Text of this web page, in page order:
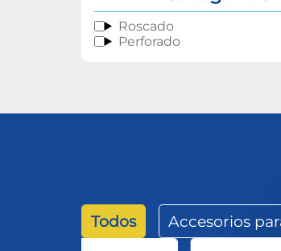
Roscado
Perforado
Todos Accesorios